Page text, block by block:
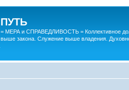
ПУТЬ
= МЕРА и СПРАВЕДЛИВОСТЬ = Коллективное
выше закона. Служение выше владения.